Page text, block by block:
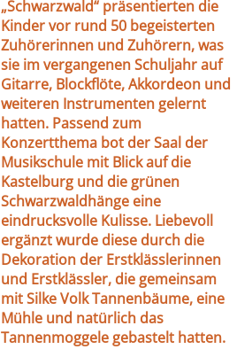
„Schwarzwald“ präsentierten die
Kinder vor rund 50 begeisterten
Zuhörerinnen und Zuhörern, was
sie im vergangenen Schuljahr auf
Gitarre, Blockflöte, Akkordeon und
weiteren Instrumenten gelernt
hatten. Passend zum
Konzertthema bot der Saal der
Musikschule mit Blick auf die
Kastelburg und die grünen
Schwarzwaldhänge eine
eindrucksvolle Kulisse. Liebevoll
ergänzt wurde diese durch die
Dekoration der Erstklässlerinnen
und Erstklässler, die gemeinsam
mit Silke Volk Tannenbäume, eine
Mühle und natürlich das
Tannenmoggele gebastelt hatten.